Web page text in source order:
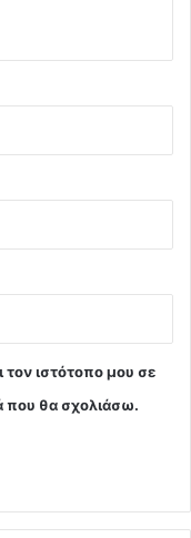
ιστότοπο μου σε
που θα σχολιάσω.